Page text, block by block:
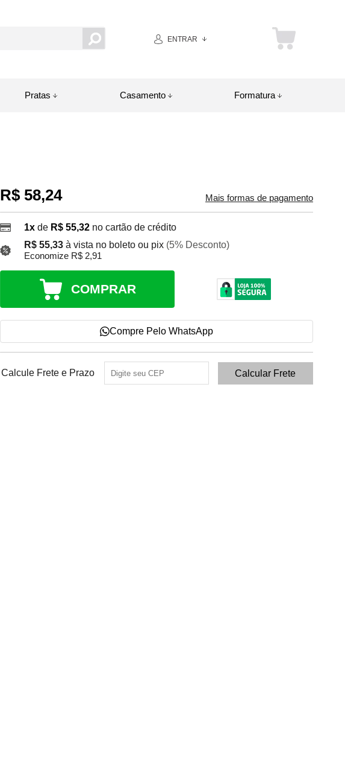
ENTRAR
Pratas Casamento Formatura
R$ 58,24 Mais formas de pagamento
1x de R$ 55,32 no cartão de crédito
R$ 55,33à vista no boleto ou pix (5% Desconto)
Economize R$ 2,91
COMPRAR
Compre Pelo WhatsApp
Calcule Frete e Prazo